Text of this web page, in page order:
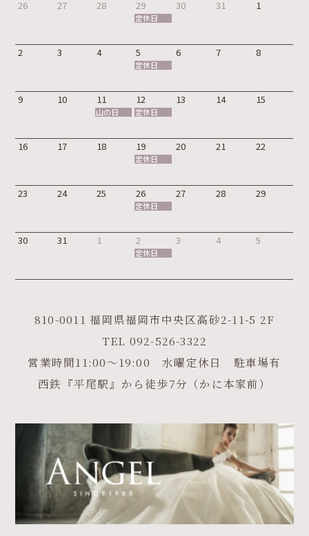
26
27 28 29
定休日
30 31 1
2 3 4 5
定休日
6 7 8
9 10 11
山の日
12
定休日
13 14 15
16 17 18 19
定休日
20 21 22
23 24 25 26
定休日
27 28 29
30 31 1 2
定休日
3 4 5
810-0011 福岡県福岡市中央区高砂2-11-5 2F
TEL 092-526-3322
営業時間11:00～19:00 水曜定休日 駐車場有
西鉄『平尾駅』から徒歩7分（かに本家前）